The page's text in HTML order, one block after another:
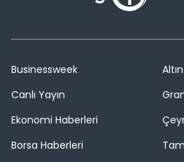
Businessweek
Canlı Yayın
Ekonomi Haberleri
Borsa Haberleri